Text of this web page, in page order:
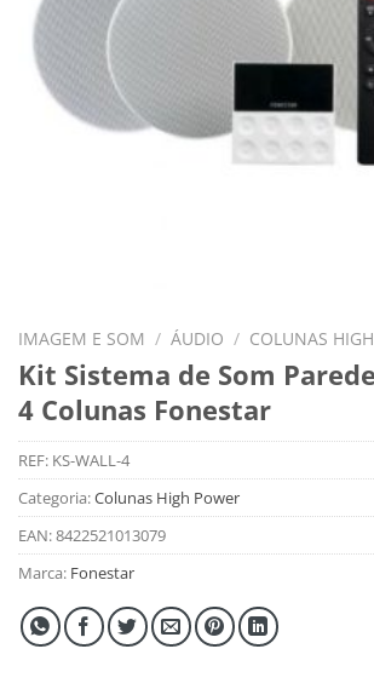
IMAGEM E SOM / ÁUDIO / COLUNAS
Kit Sistema de Som
4 Colunas Fonestar
REF: KS-WALL-4
Categoria:Colunas High Power
EAN:8422521013079
Marca: Fonestar